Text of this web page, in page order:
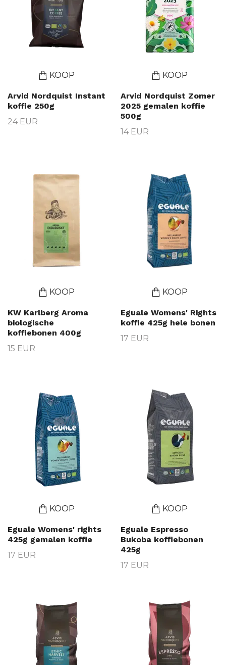
KOOP
Arvid Nordquist Instant
koffie 250g
24 EUR
KOOP
Arvid Nordquist Zomer
2025 gemalen koffie
500g
14 EUR
KOOP
KW Karlberg Aroma
biologische
koffiebonen 400g
15 EUR
KOOP
Eguale Womens' Rights
koffie 425g hele bonen
17 EUR
KOOP
Eguale Womens' rights
425g gemalen koffie
17 EUR
KOOP
Eguale Espresso
Bukoba koffiebonen
425g
17 EUR